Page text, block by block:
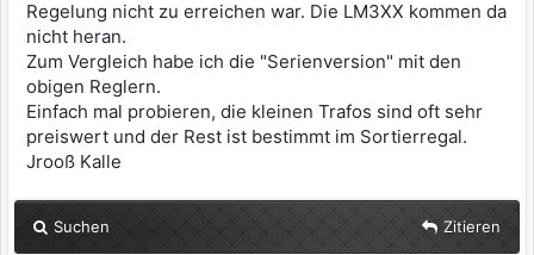
Regelung nicht zu erreichen war. Die LM3XX kommen da
nicht heran.
Zum Vergleich habe ich die "Serienversion" mit den
obigen Reglern.
Einfach mal probieren, die kleinen Trafos sind oft sehr
preiswert und der Rest ist bestimmt im Sortierregal.
Jrooß Kalle
Suchen Zitieren